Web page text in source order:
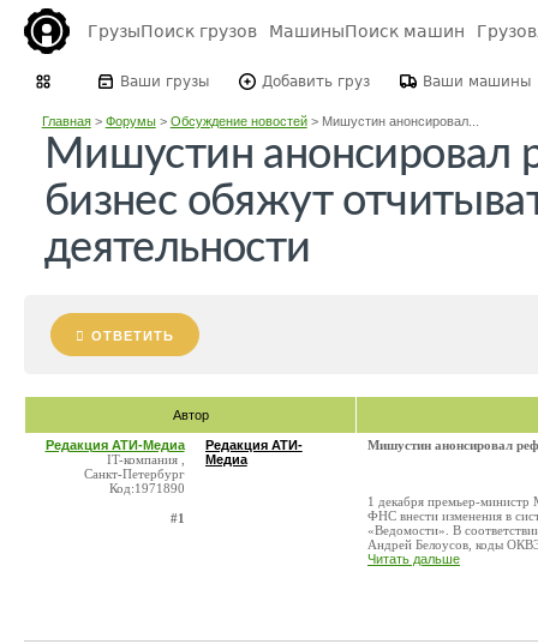
ГрузыПоиск грузов МашиныПоиск машин
Ваши грузы Добавить груз Ваши машины
Главная> Форумы> Обсуждение новостей> Мишустин анонсировал...
Мишустин
бизнес обяжут
деятельности
ОТВЕТИТЬ
Автор
Редакция АТИ-Медиа
IT-компания ,
Санкт-Петербург
Код:1971890
#1
Редакция АТИ-
Медиа
Мишустин анонсировал
1 декабря премьер-
ФНС внести изменения в
«Ведомости». В
Андрей Белоусов, коды
Читать дальше